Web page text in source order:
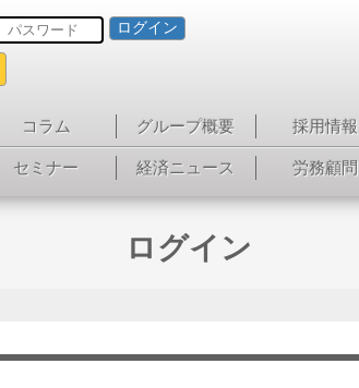
ログイン
コラム グループ概要 採用情報
セミナー 経済ニュース 労務顧問
ログイン